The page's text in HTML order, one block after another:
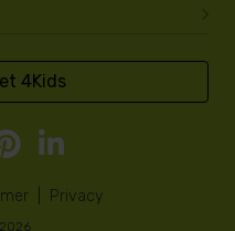
4Kids
Privacy